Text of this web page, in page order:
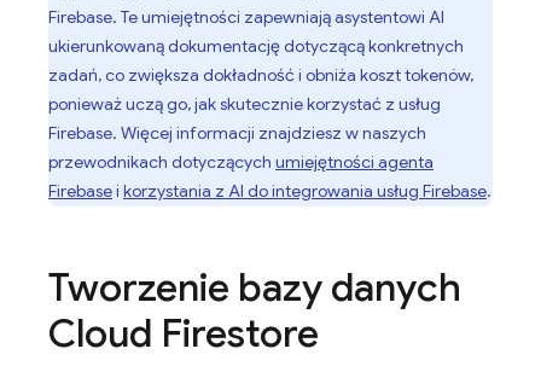
Firebase. Te umiejętności zapewniają asystentowi AI
ukierunkowaną dokumentację dotyczącą konkretnych
zadań, co zwiększa dokładność i obniża koszt tokenów,
ponieważ uczą go, jak skutecznie korzystać z usług
Firebase. Więcej informacji znajdziesz w naszych
przewodnikach dotyczących umiejętności agenta
Firebasei korzystania z AI do integrowania usług Firebase.
Tworzenie bazy danych
Cloud Firestore